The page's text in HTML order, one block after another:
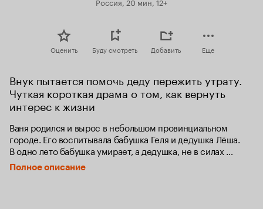
Оценить Буду смотреть Добавить Еще
Внук пытается помочь деду пережить утрату.
Чуткая короткая драма о том, как вернуть
интерес к жизни
Ваня родился и вырос в небольшом провинциальном
городе. Его воспитывала бабушка Геля и дедушка Лёша.
В одно лето бабушка умирает, а дедушка, не в силах
справиться с потерей любимой жены, ложится умирать
следом за ней. Ему мешает Ваня, который пытается
Полное описание